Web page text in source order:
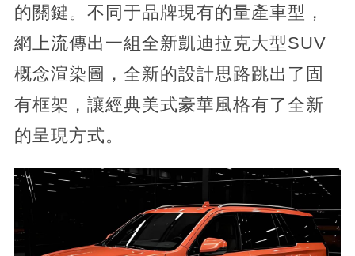
的關鍵。不同于品牌現有的量產車型，
網上流傳出一組全新凱迪拉克大型SUV
概念渲染圖，全新的設計思路跳出了固
有框架，讓經典美式豪華風格有了全新
的呈現方式。